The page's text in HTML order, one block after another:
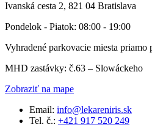
Ivanská cesta 2, 821 04 Bratislava
Pondelok - Piatok: 08:00 - 19:00
Vyhradené parkovacie miesta priamo
MHD zastávky: č.63 – Slowáckeho
Zobraziť na mape
Email: info@lekareniris.sk
Tel. č.: +421 917 520 249